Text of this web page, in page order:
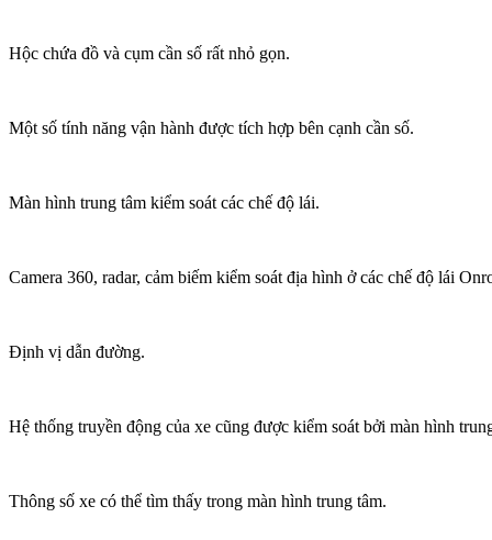
Hộc chứa đồ và cụm cần số rất nhỏ gọn.
Một số tính năng vận hành được tích hợp bên cạnh cần số.
Màn hình trung tâm kiểm soát các chế độ lái.
Camera 360, radar, cảm biếm kiểm soát địa hình ở các chế độ lái
Định vị dẫn đường.
Hệ thống truyền động của xe cũng được kiểm soát bởi màn hình
Thông số xe có thể tìm thấy trong màn hình trung tâm.